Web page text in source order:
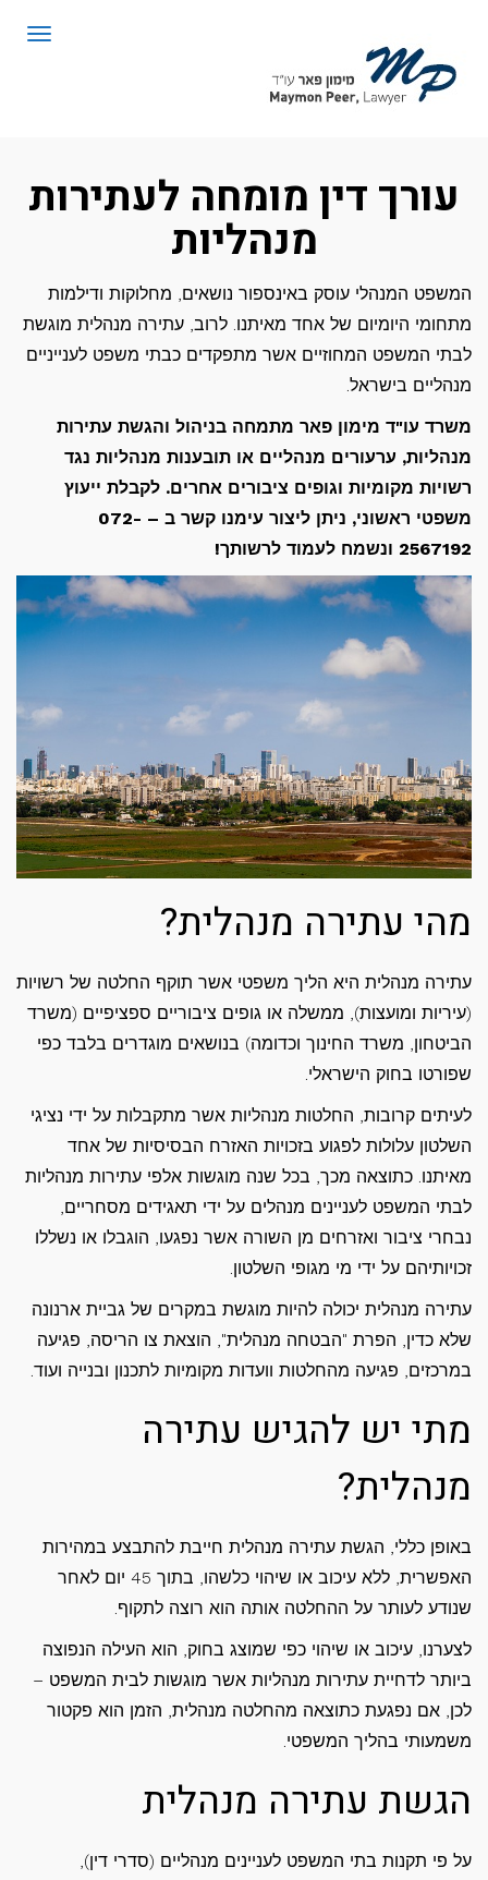
עורך דין מומחה לעתירות
מנהליות
המשפט המנהלי עוסק באינספור נושאים, מחלוקות ודילמות
מתחומי היומיום של אחד מאיתנו. לרוב, עתירה מנהלית מוגשת
לבתי המשפט המחוזיים אשר מתפקדים כבתי משפט לענייניים
מנהליים בישראל.
משרד עו"ד מימון פאר מתמחה בניהול והגשת עתירות
מנהליות, ערעורים מנהליים או תובענות מנהליות נגד
רשויות מקומיות וגופים ציבורים אחרים. לקבלת ייעוץ
משפטי ראשוני, ניתן ליצור עימנו קשר ב – 072-
2567192 ונשמח לעמוד לרשותך!
מהי עתירה מנהלית?
עתירה מנהלית היא הליך משפטי אשר תוקף החלטה של רשויות
(עיריות ומועצות), ממשלה או גופים ציבוריים ספציפיים (משרד
הביטחון, משרד החינוך וכדומה) בנושאים מוגדרים בלבד כפי
שפורטו בחוק הישראלי.
לעיתים קרובות, החלטות מנהליות אשר מתקבלות על ידי נציגי
השלטון עלולות לפגוע בזכויות האזרח הבסיסיות של אחד
מאיתנו. כתוצאה מכך, בכל שנה מוגשות אלפי עתירות מנהליות
לבתי המשפט לעניינים מנהלים על ידי תאגידים מסחריים,
נבחרי ציבור ואזרחים מן השורה אשר נפגעו, הוגבלו או נשללו
זכויותיהם על ידי מי מגופי השלטון.
עתירה מנהלית יכולה להיות מוגשת במקרים של גביית ארנונה
שלא כדין, הפרת "הבטחה מנהלית", הוצאת צו הריסה, פגיעה
במרכזים, פגיעה מהחלטות וועדות מקומיות לתכנון ובנייה ועוד.
מתי יש להגיש עתירה
מנהלית?
באופן כללי, הגשת עתירה מנהלית חייבת להתבצע במהירות
האפשרית, ללא עיכוב או שיהוי כלשהו, בתוך 45 יום לאחר
שנודע לעותר על ההחלטה אותה הוא רוצה לתקוף.
לצערנו, עיכוב או שיהוי כפי שמוצג בחוק, הוא העילה הנפוצה
ביותר לדחיית עתירות מנהליות אשר מוגשות לבית המשפט –
לכן, אם נפגעת כתוצאה מהחלטה מנהלית, הזמן הוא פקטור
משמעותי בהליך המשפטי.
הגשת עתירה מנהלית
על פי תקנות בתי המשפט לעניינים מנהליים (סדרי דין),